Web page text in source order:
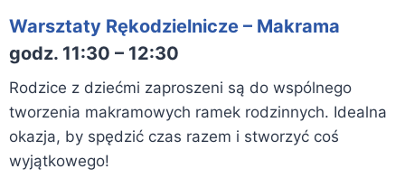
Warsztaty Rękodzielnicze – Makrama
godz. 11:30 – 12:30
Rodzice z dziećmi zaproszeni są do wspólnego
tworzenia makramowych ramek rodzinnych. Idealna
okazja, by spędzić czas razem i stworzyć coś
wyjątkowego!